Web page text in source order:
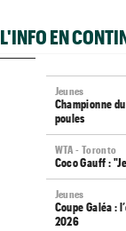
L'INFO EN
Jeunes
Championne
poules
WTA - Toronto
Coco Gauff :
Jeunes
Coupe Galéa :
2026